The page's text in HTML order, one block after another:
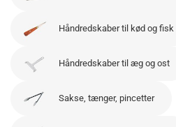
Håndredskaber til kød og fisk
Håndredskaber til æg og ost
Sakse, tænger, pincetter